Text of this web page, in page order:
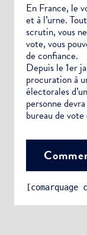
En France, le
et à l’urne.
scrutin, vous
vote, vous
de confiance.
Depuis le 1er
procuration à
électorales
personne
bureau de